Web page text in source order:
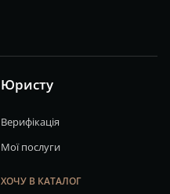
Юристу
Верифікація
Мої послуги
ХОЧУ В КАТАЛОГ